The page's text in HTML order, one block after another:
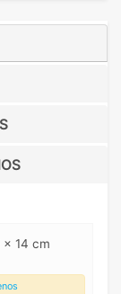
x 14 cm